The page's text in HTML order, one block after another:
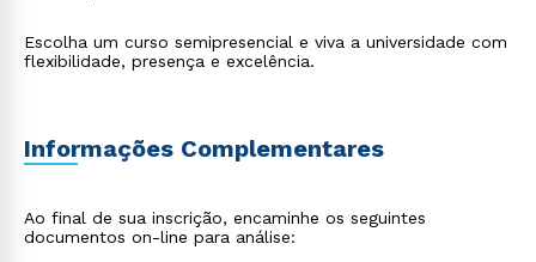
Escolha um curso semipresencial e viva a universidade com
flexibilidade, presença e excelência.
Informações Complementares
Ao final de sua inscrição, encaminhe os seguintes
documentos on-line para análise: